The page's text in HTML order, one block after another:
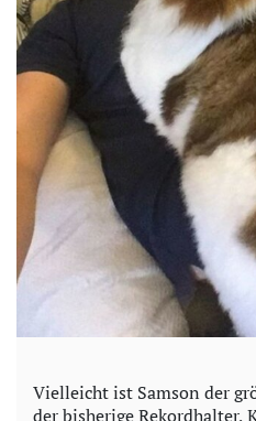
Vielleicht ist Samson der
der bisherige Rekordhalter,